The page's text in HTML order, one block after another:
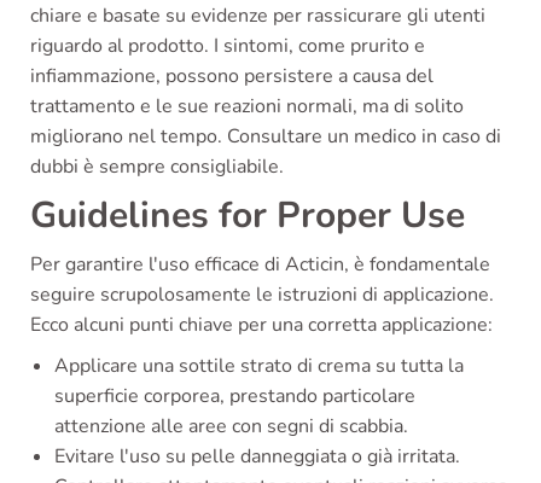
chiare e basate su evidenze per rassicurare gli utenti
riguardo al prodotto. I sintomi, come prurito e
infiammazione, possono persistere a causa del
trattamento e le sue reazioni normali, ma di solito
migliorano nel tempo. Consultare un medico in caso di
dubbi è sempre consigliabile.
Guidelines for Proper Use
Per garantire l'uso efficace di Acticin, è fondamentale
seguire scrupolosamente le istruzioni di applicazione.
Ecco alcuni punti chiave per una corretta applicazione:
Applicare una sottile strato di crema su tutta la
superficie corporea, prestando particolare
attenzione alle aree con segni di scabbia.
Evitare l'uso su pelle danneggiata o già irritata.